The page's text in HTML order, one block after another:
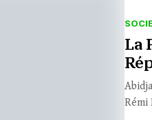
La
Rémi